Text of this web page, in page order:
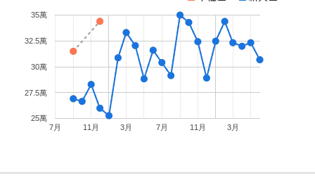
7月 11月 3月 7月 11月 3月
25萬
27.5萬
30萬
32.5萬
35萬